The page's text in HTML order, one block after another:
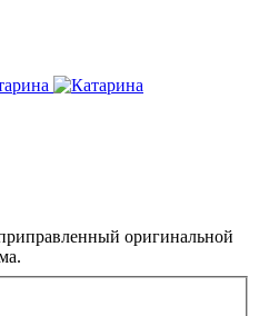
оригинальной